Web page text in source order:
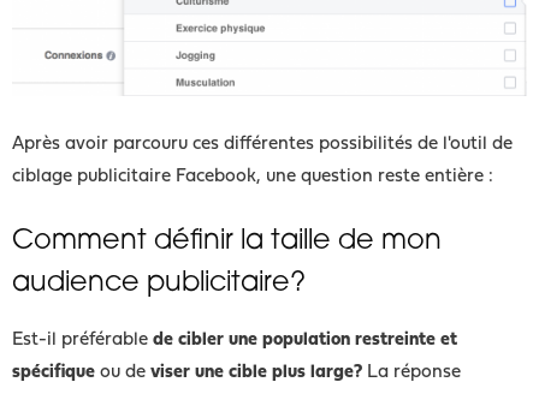
Après avoir parcouru ces différentes possibilités de l'outil de
ciblage publicitaire Facebook, une question reste entière :
Comment définir la taille de mon
audience publicitaire?
Est-il préférable de cibler une population restreinte et
spécifique ou de viser une cible plus large? La réponse